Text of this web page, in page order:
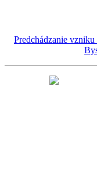
Predchádzanie